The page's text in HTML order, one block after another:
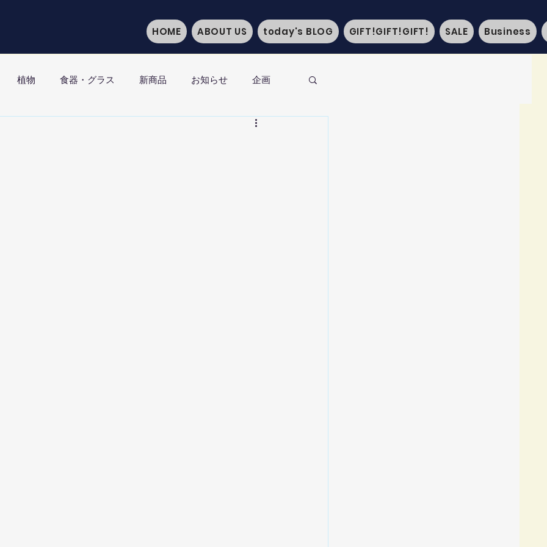
HOME ABOUT US today's BLOG GIFT!GIFT!GIFT! SALE Business
植物 食器・グラス 新商品 お知らせ 企画